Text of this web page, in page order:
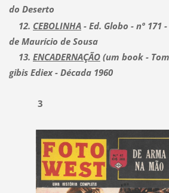
do Deserto
12. CEBOLINHA- Ed. Globo - nº 171
de Maurício de Sousa
13. ENCADERNAÇÃO(um book -
gibis Ediex - Década 1960
3